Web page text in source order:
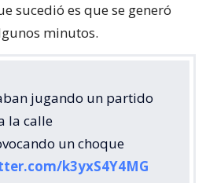
sucedió es que se generó
minutos.
jugando un partido
la calle
un choque
k3yxS4Y4MG